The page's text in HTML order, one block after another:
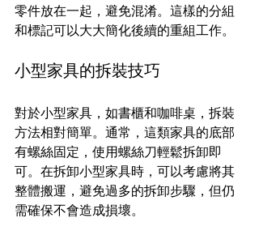
零件放在一起，避免混淆。這樣的分組
和標記可以大大簡化後續的重組工作。
小型家具的拆裝技巧
對於小型家具，如書櫃和咖啡桌，拆裝
方法相對簡單。通常，這類家具的底部
有螺絲固定，使用螺絲刀輕鬆拆卸即
可。在拆卸小型家具時，可以考慮將其
整體搬運，避免過多的拆卸步驟，但仍
需確保不會造成損壞。